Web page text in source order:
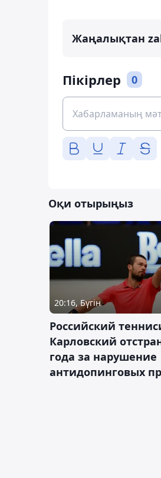
Жаңалықтан
Пікірлер 0
Оқи отырыңыз
20:16, Бүгін
Российский
Карловский
года за нарушение
антидопинговых